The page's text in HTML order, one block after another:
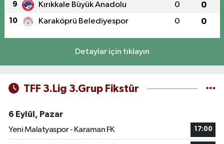
9 Kırıkkale Büyük Anadolu 0 0
10 Karaköprü Belediyespor 0 0
Detaylar için tıklayın
TFF 3.Lig 3.Grup Fikstür
6 Eylül, Pazar
Yeni Malatyaspor - Karaman FK
17:00